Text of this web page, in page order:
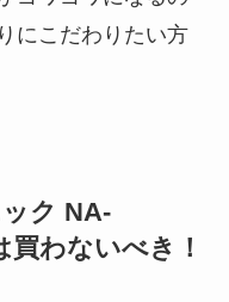
にこだわりたい方
ク NA-
わないべき！